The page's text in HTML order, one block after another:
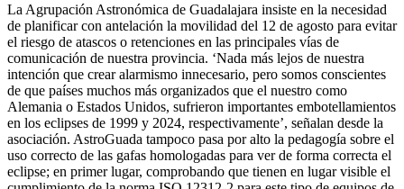
La Agrupación Astronómica de Guadalajara insiste en la necesidad
de planificar con antelación la movilidad del 12 de agosto para evitar
el riesgo de atascos o retenciones en las principales vías de
comunicación de nuestra provincia. ‘Nada más lejos de nuestra
intención que crear alarmismo innecesario, pero somos conscientes
de que países muchos más organizados que el nuestro como
Alemania o Estados Unidos, sufrieron importantes embotellamientos
en los eclipses de 1999 y 2024, respectivamente’, señalan desde la
asociación. AstroGuada tampoco pasa por alto la pedagogía sobre el
uso correcto de las gafas homologadas para ver de forma correcta el
eclipse; en primer lugar, comprobando que tienen en lugar visible el